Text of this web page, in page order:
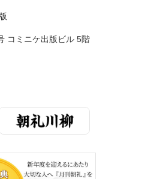
コミニケ出版ビル 5階